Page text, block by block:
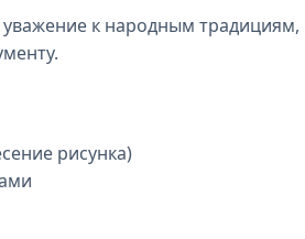
к народным традициям,
рисунка)